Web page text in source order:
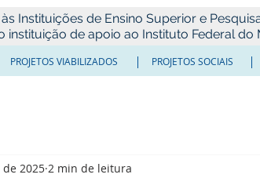
Instituições de Ensino Superior e
instituição de apoio ao Instituto Federal do
PROJETOS VIABILIZADOS PROJETOS SOCIAIS
2025 2 min de leitura